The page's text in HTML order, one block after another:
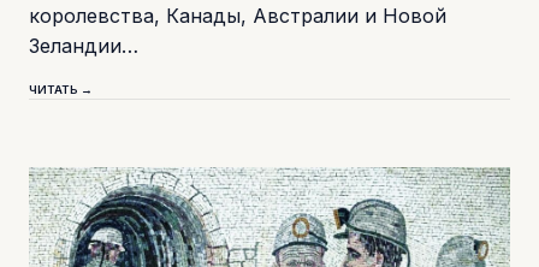
королевства, Канады, Австралии и Новой
Зеландии…
ЧИТАТЬ →